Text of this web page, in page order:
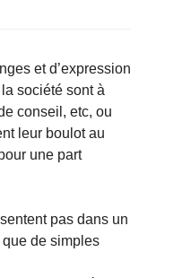
et d’expression
société sont à
conseil, etc, ou
leur boulot au
une part
pas dans un
de simples